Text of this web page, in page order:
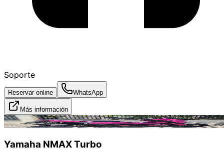
Soporte
Reservar online WhatsApp
Más información
Alquilado
Yamaha NMAX Turbo